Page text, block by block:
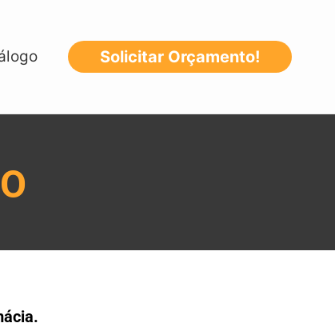
Solicitar Orçamento!